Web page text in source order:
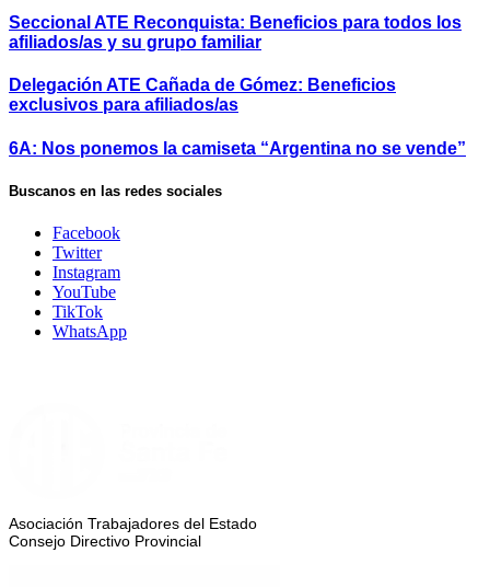
Seccional ATE Reconquista: Beneficios para todos los
afiliados/as y su grupo familiar
Delegación ATE Cañada de Gómez: Beneficios
exclusivos para afiliados/as
6A: Nos ponemos la camiseta “Argentina no se vende”
Buscanos en las redes sociales
Facebook
Twitter
Instagram
YouTube
TikTok
WhatsApp
Asociación Trabajadores del Estado
Consejo Directivo Provincial